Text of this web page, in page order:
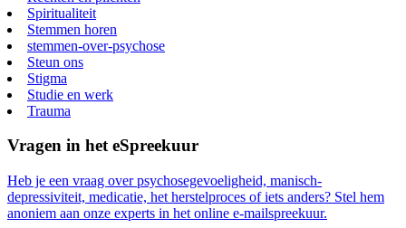
Spiritualiteit
Stemmen horen
stemmen-over-psychose
Steun ons
Stigma
Studie en werk
Trauma
Vragen in het eSpreekuur
Heb je een vraag over psychosegevoeligheid, manisch-
depressiviteit, medicatie, het herstelproces of iets anders? Stel hem
anoniem aan onze experts in het online e-mailspreekuur.